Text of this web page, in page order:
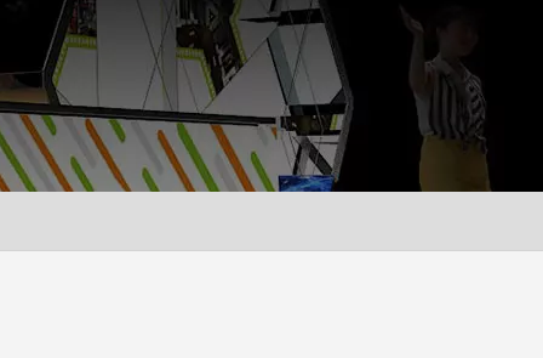
日本語
Pусский
Nederlands
Português
Español
English